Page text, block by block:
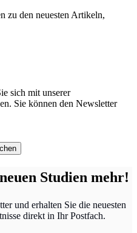
zu den neuesten Artikeln,
sich mit unserer
Sie können den Newsletter
Studien mehr!
und erhalten Sie die neuesten
direkt in Ihr Postfach.